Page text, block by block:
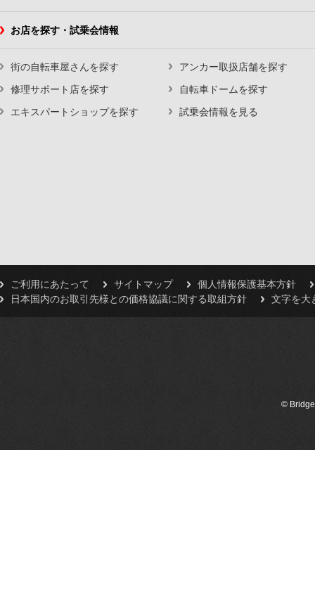
お店を探す・試乗会情報
街の自転車屋さんを探す
修理サポート店を探す
エキスパートショップを探す
アンカー取扱店舗を探す
自転車ドームを探す
試乗会情報を見る
ご利用にあたって サイトマップ
個人情報保護基本方針
日本国内のお取引先様との価格協議に関する取組方針
文字を大
©